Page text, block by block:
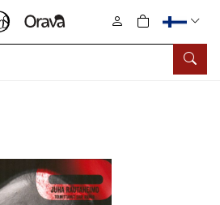
Hae
0
tuotetta